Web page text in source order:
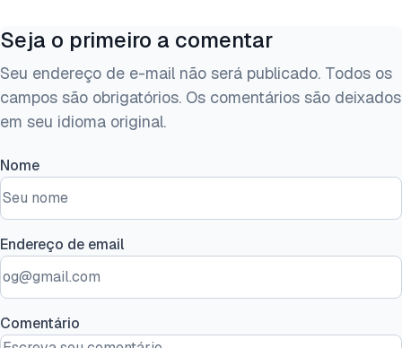
Seja o primeiro a comentar
Seu endereço de e-mail não será publicado. Todos os
campos são obrigatórios. Os comentários são deixados
em seu idioma original.
Nome
Endereço de email
Comentário